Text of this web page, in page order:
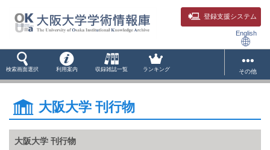
登録支援システム
English
検索画面選択 利用案内 収録雑誌一覧 ランキング その他
大阪大学 刊行物
大阪大学 刊行物